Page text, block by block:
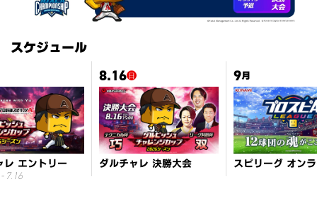
スケジュール
レ エントリー
7.16
8.16 日
ダルチャレ 決勝大会
9月